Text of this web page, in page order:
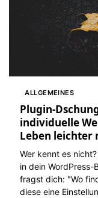
ALLGEMEINES
Plugin-
individuelle
Leben leichter
Wer kennt es
in dein WordPress-
fragst dich: "Wo
diese eine